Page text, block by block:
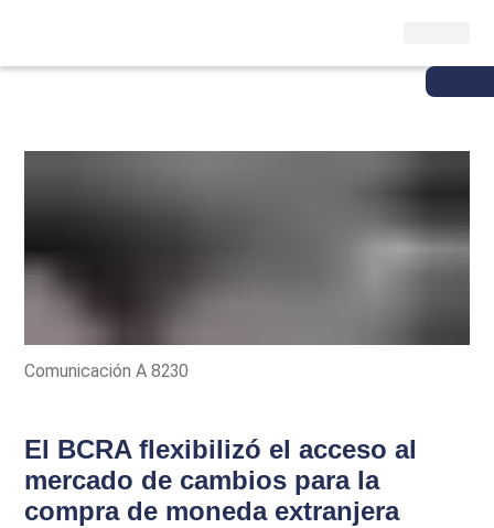
Comunicación A 8230
El BCRA flexibilizó el acceso al
mercado de cambios para la
compra de moneda extranjera